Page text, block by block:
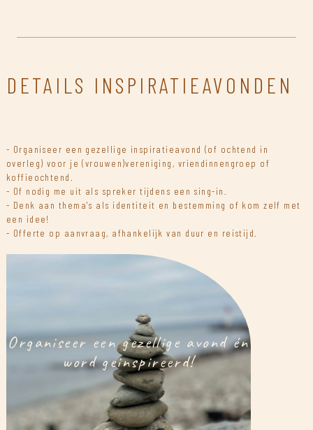
DETAILS INSPIRATIEAVONDEN
- Organiseer een gezellige inspiratieavond (of ochtend in
overleg) voor je (vrouwen)vereniging, vriendinnengroep of
koffieochtend.
- Of nodig me uit als spreker tijdens een sing-in.
- Denk aan thema's als identiteit en bestemming of kom zelf met
een idee!
- Offerte op aanvraag, afhankelijk van duur en reistijd.
Organiseer een gezellige avond én
word geinspireerd!